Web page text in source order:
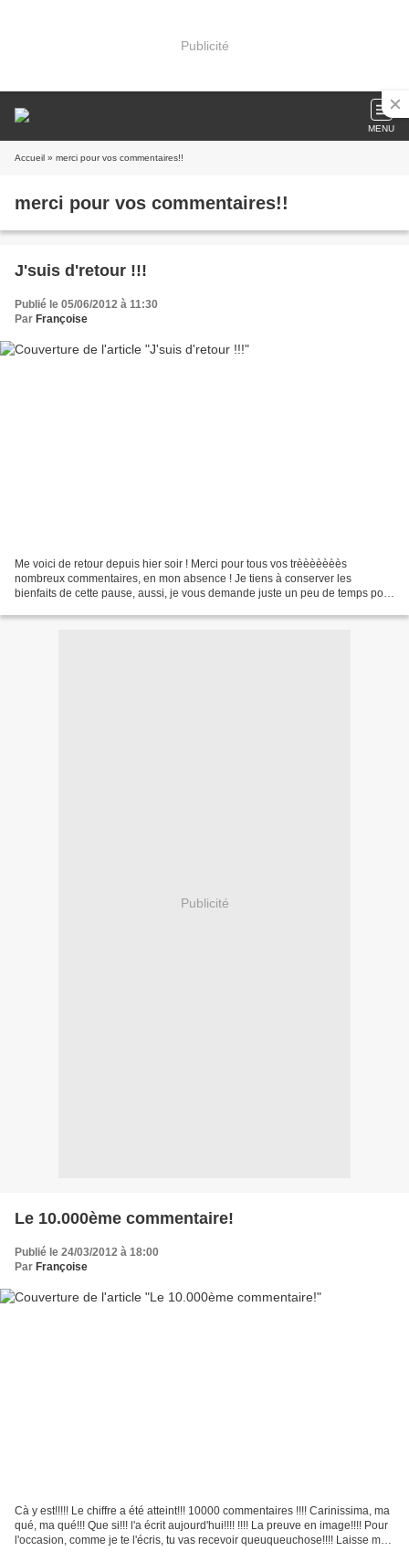
Publicité
MENU
Accueil » merci pour vos commentaires!!
merci pour vos commentaires!!
J'suis d'retour !!!
Publié le 05/06/2012 à 11:30
Par Françoise
Me voici de retour depuis hier soir ! Merci pour tous vos trèèèèèèès
nombreux commentaires, en mon absence ! Je tiens à conserver les
bienfaits de cette pause, aussi, je vous demande juste un peu de temps pour
Publicité
Le 10.000ème commentaire!
Publié le 24/03/2012 à 18:00
Par Françoise
Cà y est!!!!! Le chiffre a été atteint!!! 10000 commentaires !!!! Carinissima, ma
qué, ma qué!!! Que si!!! l'a écrit aujourd'hui!!!! !!!! La preuve en image!!!! Pour
l'occasion, comme je te l'écris, tu vas recevoir queuqueuchose!!!! Laisse moi